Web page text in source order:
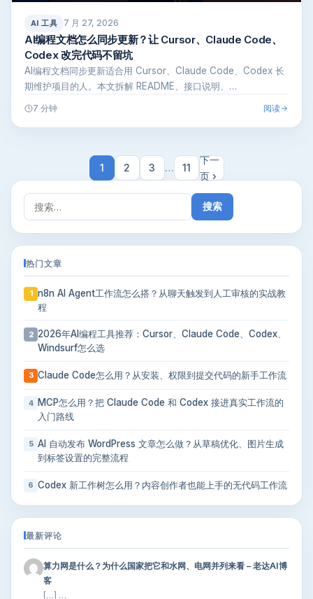
AI 工具 7 月 27, 2026
AI编程文档怎么同步更新？让 Cursor、Claude Code、
Codex 改完代码不留坑
AI编程文档同步更新适合用 Cursor、Claude Code、Codex 长
期维护项目的人。本文拆解 README、接口说明、…
7 分钟 阅读
1 2 3 … 11
下一
页 ›
搜
索：
热门文章
1 n8n AI Agent工作流怎么搭？从聊天触发到人工审核的实战教
程
2 2026年AI编程工具推荐：Cursor、Claude Code、Codex、
Windsurf怎么选
3 Claude Code怎么用？从安装、权限到提交代码的新手工作流
4
MCP怎么用？把 Claude Code 和 Codex 接进真实工作流的
入门路线
5 AI 自动发布 WordPress 文章怎么做？从草稿优化、图片生成
到标签设置的完整流程
6 Codex 新工作树怎么用？内容创作者也能上手的无代码工作流
最新评论
算力网是什么？为什么国家把它和水网、电网并列来看 – 老达AI博
客
[…] …